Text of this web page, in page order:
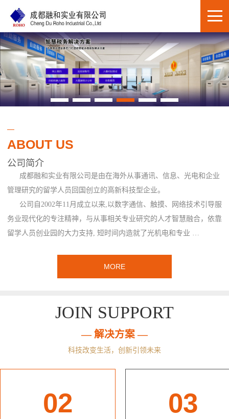
ABOUT US
公司简介
成都融和实业有限公司是由在海外从事通讯、信息、光电和企业
管理研究的留学人员回国创立的高新科技型企业。
公司自2002年11月成立以来,以数字通信、触摸、网络技术引导服
务业现代化的专注精神，与从事相关专业研究的人才智慧融合，依靠
留学人员创业园的大力支持, 短时间内造就了光机电和专业 …
MORE
JOIN SUPPORT
— 解决方案 —
科技改变生活，创新引领未来
02 03